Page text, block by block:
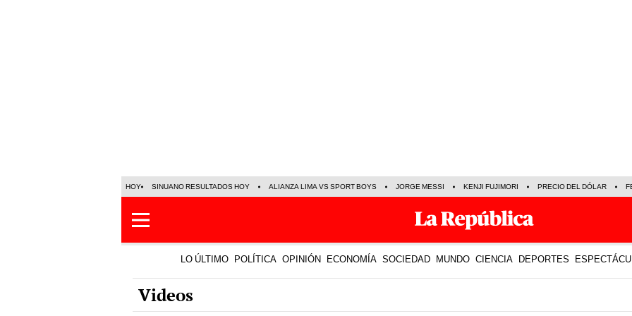
HOY SINUANO RESULTADOS HOY ALIANZA LIMA VS SPORT BOYS JORGE MESSI KENJI FUJIMORI PRECIO DEL DÓLAR
LO ÚLTIMO POLÍTICA OPINIÓN ECONOMÍA SOCIEDAD MUNDO CIENCIA DEPORTES
Videos